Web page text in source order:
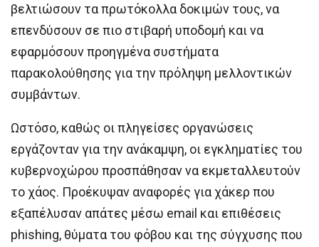
βελτιώσουν τα πρωτόκολλα δοκιμών τους, να
επενδύσουν σε πιο στιβαρή υποδομή και να
εφαρμόσουν προηγμένα συστήματα
παρακολούθησης για την πρόληψη μελλοντικών
συμβάντων.
Ωστόσο, καθώς οι πληγείσες οργανώσεις
εργάζονταν για την ανάκαμψη, οι εγκληματίες του
κυβερνοχώρου προσπάθησαν να εκμεταλλευτούν
το χάος. Προέκυψαν αναφορές για χάκερ που
εξαπέλυσαν απάτες μέσω email και επιθέσεις
phishing, θύματα του φόβου και της σύγχυσης που